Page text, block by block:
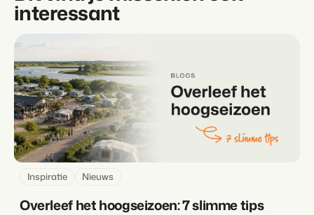
interessant
Inspiratie Nieuws
Overleef het hoogseizoen: 7 slimme tips